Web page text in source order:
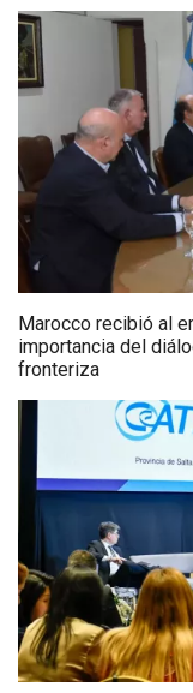
Marocco recibió al
importancia del
fronteriza